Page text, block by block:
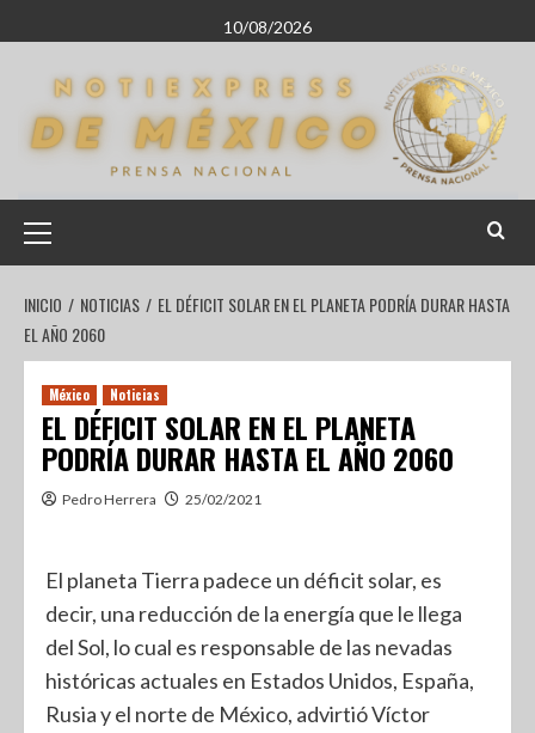
10/08/2026
INICIO NOTICIAS
EL DÉFICIT SOLAR EN EL PLANETA PODRÍA DURAR HASTA
EL AÑO 2060
México Noticias
EL DÉFICIT SOLAR EN EL PLANETA
PODRÍA DURAR HASTA EL AÑO 2060
Pedro Herrera 25/02/2021
El planeta Tierra padece un déficit solar, es
decir, una reducción de la energía que le llega
del Sol, lo cual es responsable de las nevadas
históricas actuales en Estados Unidos, España,
Rusia y el norte de México, advirtió Víctor